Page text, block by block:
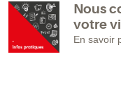
Nous
votre
En savoir